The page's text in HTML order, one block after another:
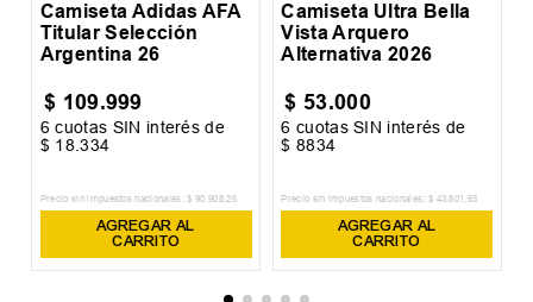
Camiseta Adidas AFA
Titular Selección
Argentina 26
$ 109.999
6 cuotas SIN interés de
$ 18 .334
Precio sin impuestos nacionales: $ 90 908,26
AGREGAR AL
CARRITO
Camiseta Ultra Bella
Vista Arquero
Alternativa 2026
$ 53.000
6 cuotas SIN interés de
$ 8834
Precio sin impuestos nacionales: $ 43 .801 65
AGREGAR AL
CARRITO